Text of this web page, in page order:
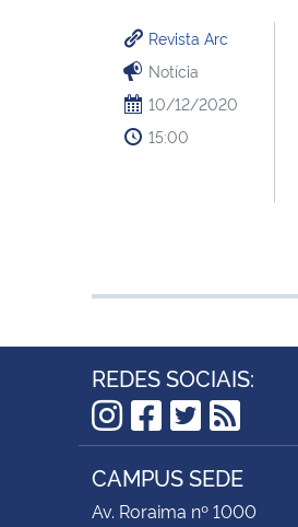
Revista Arc
Notícia
10/12/2020
15:00
REDES SOCIAIS:
Instagram
Facebook
Twitter
RSS
CAMPUS SEDE
Av. Roraima nº 1000